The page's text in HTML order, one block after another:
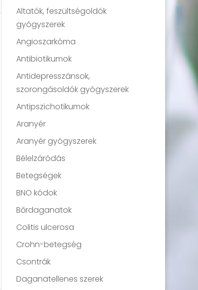
Altatók, feszültségoldók
gyógyszerek
Angioszarkóma
Antibiotikumok
Antidepresszánsok,
szorongásoldók gyógyszerek
Antipszichotikumok
Aranyér
Aranyér gyógyszerek
Bélelzáródás
Betegségek
BNO kódok
Bőrdaganatok
Colitis ulcerosa
Crohn-betegség
Csontrák
Daganatellenes szerek